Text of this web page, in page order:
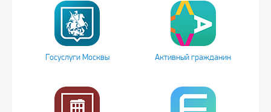
Госуслуги Москвы Активный гражданин